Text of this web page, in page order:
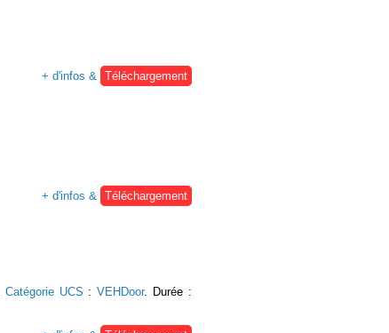
+ d'infos &
Téléchargement
+ d'infos &
Téléchargement
Catégorie UCS :VEHDoor. Durée :